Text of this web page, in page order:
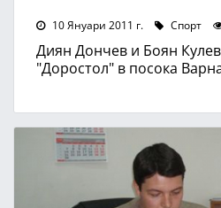
10 Януари 2011 г. Спорт
Диян Дончев и Боян
"Доростол" в посока